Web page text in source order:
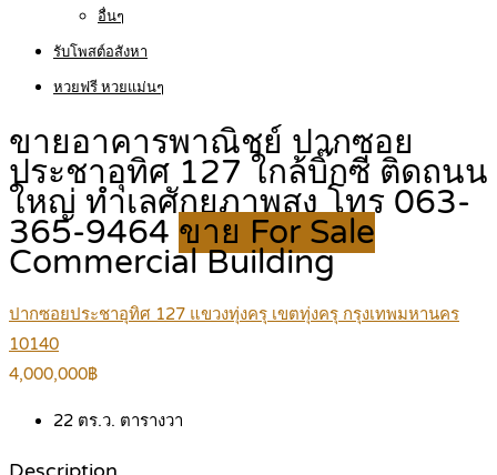
อื่นๆ
รับโพสต์อสังหา
หวยฟรี หวยแม่นๆ
ขายอาคารพาณิชย์ ปากซอย
ประชาอุทิศ 127 ใกล้บิ๊กซี ติดถนน
ใหญ่ ทำเลศักยภาพสูง โทร 063-
365-9464 ขาย For Sale
Commercial Building
ปากซอยประชาอุทิศ 127 แขวงทุ่งครุ เขตทุ่งครุ กรุงเทพมหานคร
10140
4,000,000฿
22 ตร.ว. ตารางวา